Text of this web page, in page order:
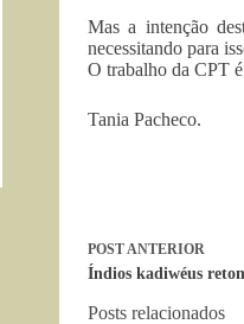
Mas a intenção
necessitando para
O trabalho da CPT
Tania Pacheco.
POSTANTERIOR
Índios kadiwéus
Posts relacionados